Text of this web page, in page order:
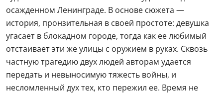
осажденном Ленинграде. В основе сюжета —
история, пронзительная в своей простоте: девушка
угасает в блокадном городе, тогда как ее любимый
отстаивает эти же улицы с оружием в руках. Сквозь
частную трагедию двух людей авторам удается
передать и невыносимую тяжесть войны, и
несломленный дух тех, кто пережил ее. Время не